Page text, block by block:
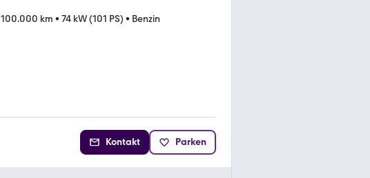
100.000 km • 74 kW (101 PS) • Benzin
Kontakt Parken